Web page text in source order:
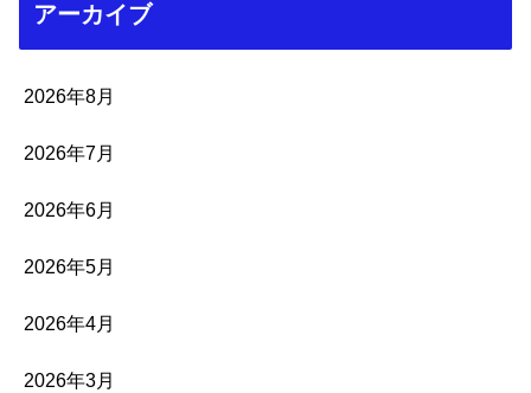
アーカイブ
2026年8月
2026年7月
2026年6月
2026年5月
2026年4月
2026年3月